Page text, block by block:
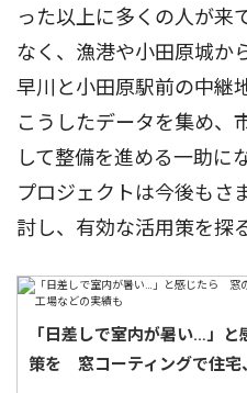
った以上に多くの人が来
なく、漁港や小田原城か
早川と小田原駅前の中継
こうしたデータを集め、
して整備を進める一助に
プロジェクトは今後もさ
討し、有効な活用策を探る
「日差しで室内が暑い…」
策を 窓コーティングで住宅